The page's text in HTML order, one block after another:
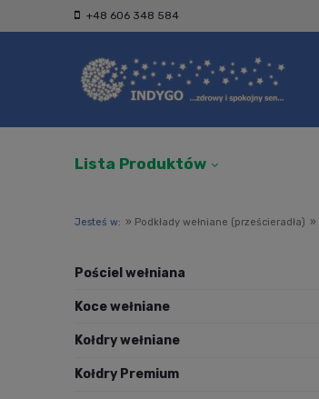
+48 606 348 584
Lista Produktów
Jesteś w: » Podkłady wełniane (prześcieradła) »
Pościel wełniana
Koce wełniane
Kołdry wełniane
Kołdry Premium